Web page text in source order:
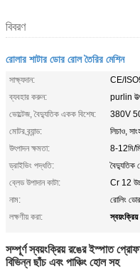
বিবরণ
রোলার শাটার ডোর রোল তৈরির মেশিন
সাক্ষ্যদান:
CE/
ব্যবহার করুন:
purlin
ভোল্টেজ, বৈদ্যুতিক একক বিশেষ:
380V
মোটর ব্র্যান্ড:
লিচাও,
উৎপাদন ক্ষমতা:
8-12মি/
ড্রাইভিং পদ্ধতি:
বৈদ্যুতিক
ব্লেড উপাদান কাটা:
Cr 12
নাম:
রোলিং
লক্ষণীয় করা:
স্বয়ংক্রিয়
সম্পূর্ণ স্বয়ংক্রিয় রঙের ইস্পাত
বিভিন্ন ছাঁচ এবং পাঞ্চিং হোল সহ